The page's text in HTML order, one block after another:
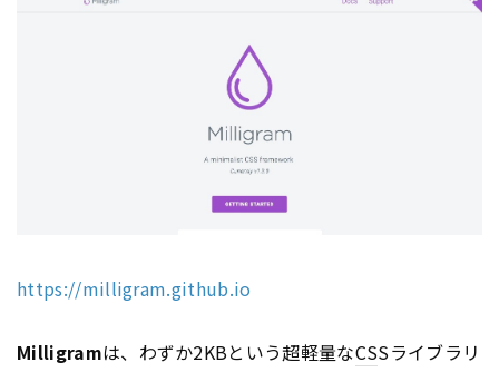
https://milligram.github.io
Milligramは、わずか2KBという超軽量なCSSライブラリ